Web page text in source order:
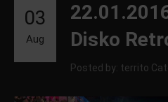
Disko
Posted by: territo
03
Aug